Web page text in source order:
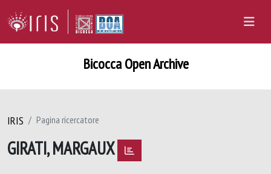
Bicocca Open Archive
IRIS Pagina ricercatore
GIRATI, MARGAUX